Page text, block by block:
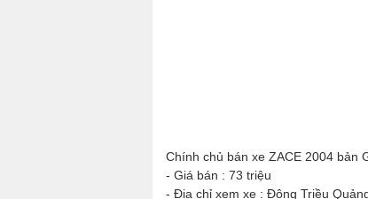
Chính chủ bán xe ZACE 2004 bản
- Giá bán : 73 triệu
- Địa chỉ xem xe : Đông Triều